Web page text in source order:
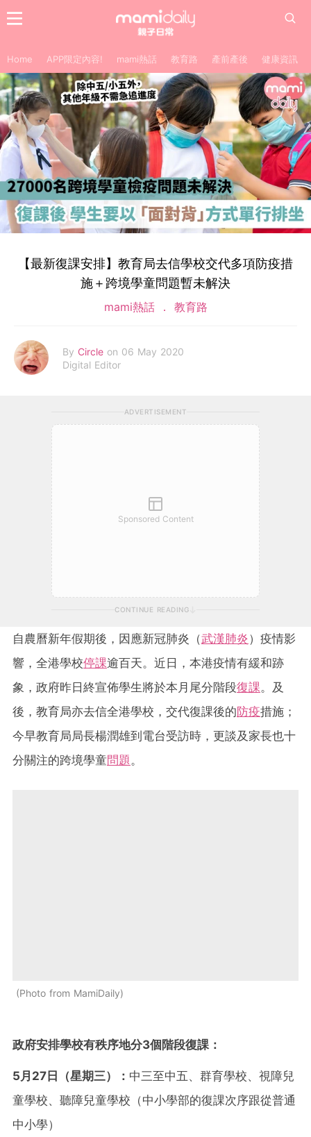
Home APP限定內容! mami熱話 教育路 產前產後 健康資訊
【最新復課安排】教育局去信學校交代多項防疫措
施＋跨境學童問題暫未解決
mami熱話 教育路
By Circle on 06 May 2020
Digital Editor
ADVERTISEMENT
Sponsored Content
CONTINUE READING
自農曆新年假期後，因應新冠肺炎（武漢肺炎）疫情影
響，全港學校停課逾百天。近日，本港疫情有緩和跡
象，政府昨日終宣佈學生將於本月尾分階段復課。及
後，教育局亦去信全港學校，交代復課後的防疫措施；
今早教育局局長楊潤雄到電台受訪時，更談及家長也十
分關注的跨境學童問題 。
Photo from MamiDaily
政府安排學校有秩序地分3個階段復課：
5月27日（星期三）： 中三至中五、群育學校、視障兒
童學校、聽障兒童學校（中小學部的復課次序跟從普通
中小學）